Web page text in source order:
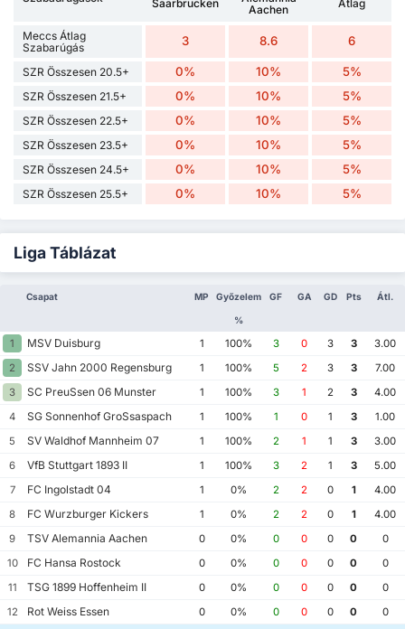
Saarbrucken
Aachen
Átlag
Meccs Átlag
Szabarúgás
3 8.6 6
SZR Összesen 20.5+ 0% 10% 5%
SZR Összesen 21.5+ 0% 10% 5%
SZR Összesen 22.5+ 0% 10% 5%
SZR Összesen 23.5+ 0% 10% 5%
SZR Összesen 24.5+ 0% 10% 5%
SZR Összesen 25.5+ 0% 10% 5%
Liga Táblázat
Csapat MP Győzelem
%
GF GA GD Pts Átl.
1 MSV Duisburg 1 100% 3 0 3 3
3.00
2
SSV Jahn 2000 Regensburg 1 100% 5 2 3 3
7.00
3
SC PreuSsen 06 Munster 1 100% 3 1 2 3
4.00
4
SG Sonnenhof GroSsaspach 1 100% 1 0 1 3
1.00
5
SV Waldhof Mannheim 07 1 100% 2 1 1 3
3.00
6
VfB Stuttgart 1893 II 1 100% 3 2 1 3
5.00
7
FC Ingolstadt 04 1 0% 2 2 0 1
4.00
8
FC Wurzburger Kickers 1 0% 2 2 0 1
4.00
9
TSV Alemannia Aachen 0 0% 0 0 0 0
0
10
FC Hansa Rostock 0 0% 0 0 0 0
0
11
TSG 1899 Hoffenheim II 0 0% 0 0 0 0
0
12
Rot Weiss Essen 0 0% 0 0 0 0
0